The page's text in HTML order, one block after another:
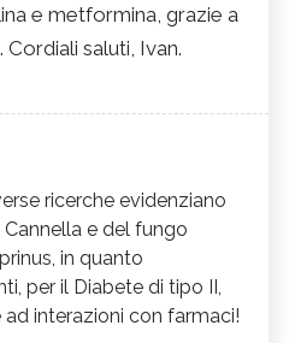
e metformina, grazie a
saluti, Ivan.
ricerche evidenziano
e del fungo
in quanto
per il Diabete di tipo II,
interazioni con farmaci!